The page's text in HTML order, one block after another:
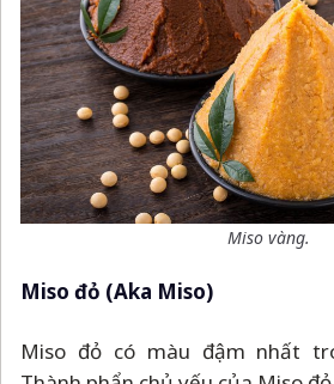
Miso vàng.
Miso đỏ (Aka Miso)
Miso đỏ có màu đậm nhất